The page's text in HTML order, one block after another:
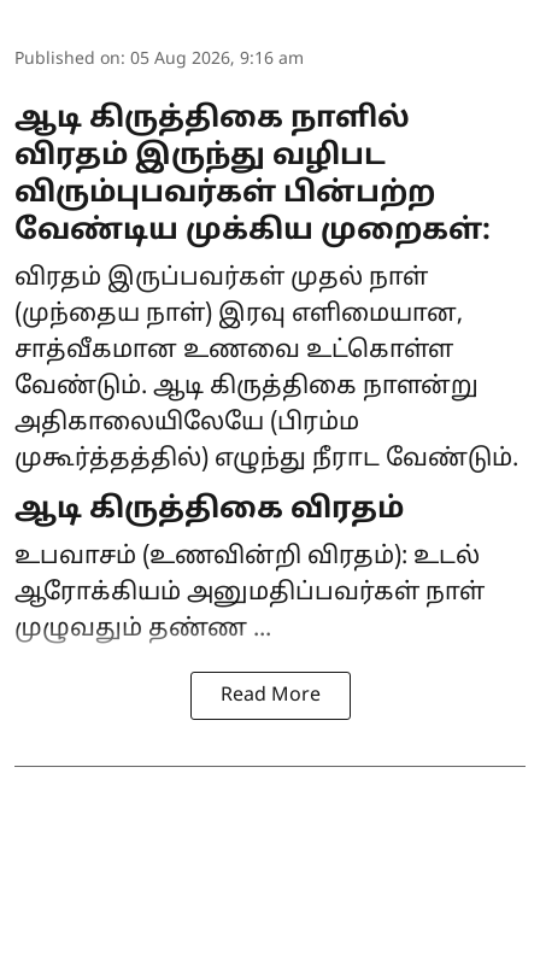
Published on: 05 Aug 2026, 9:16 am
ஆடி கிருத்திகை நாளில்
விரதம் இருந்து வழிபட
விரும்புபவர்கள் பின்பற்ற
வேண்டிய முக்கிய முறைகள்:
விரதம் இருப்பவர்கள் முதல் நாள்
(முந்தைய நாள்) இரவு எளிமையான,
சாத்வீகமான உணவை உட்கொள்ள
வேண்டும். ஆடி கிருத்திகை நாளன்று
அதிகாலையிலேயே (பிரம்ம
முகூர்த்தத்தில்) எழுந்து நீராட வேண்டும்.
ஆடி கிருத்திகை விரதம்
உபவாசம் (உணவின்றி விரதம்): உடல்
ஆரோக்கியம் அனுமதிப்பவர்கள் நாள்
முழுவதும் தண்ண ...
Read More